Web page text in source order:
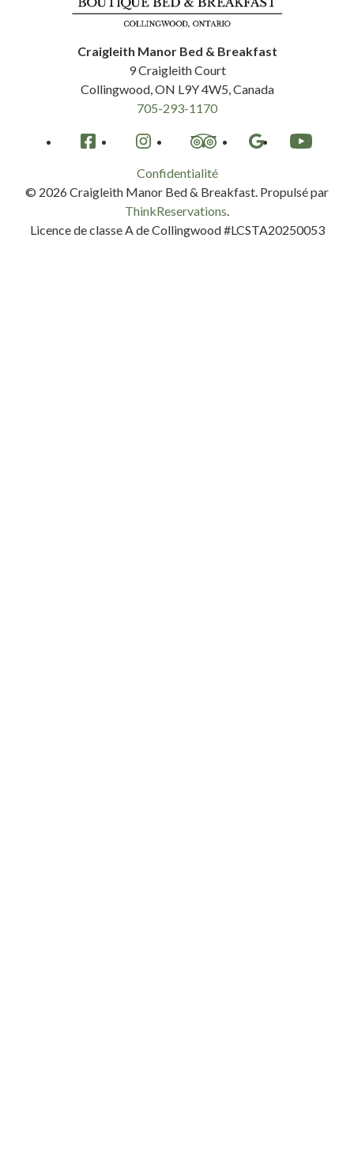
Craigleith Manor Bed & Breakfast
9 Craigleith Court
Collingwood, ON L9Y 4W5 Canada
705-293-1170
Facebook Instagram TripAdvisor Google YouTube
Confidentialité
© 2026Craigleith Manor Bed & Breakfast Propulsé par
ThinkReservations
Licence de classe A de Collingwood #LCSTA20250053